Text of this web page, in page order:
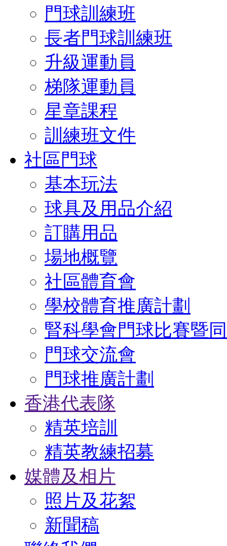
門球訓練班
長者門球訓練班
升級運動員
梯隊運動員
星章課程
訓練班文件
社區門球
基本玩法
球具及用品介紹
訂購用品
場地概覽
社區體育會
學校體育推廣計劃
腎科學會門球比賽暨
門球交流會
門球推廣計劃
香港代表隊
精英培訓
精英教練招募
媒體及相片
照片及花絮
新聞稿